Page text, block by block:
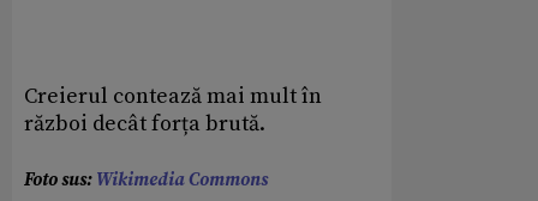
Creierul contează mai mult în
război decât forța brută.
Foto sus: Wikimedia Commons